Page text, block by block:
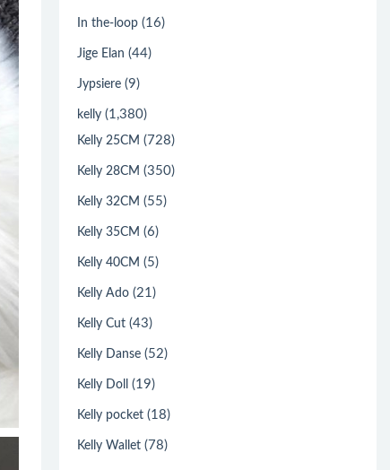
In the-loop (16)
Jige Elan (44)
Jypsiere (9)
kelly (1,380)
Kelly 25CM (728)
Kelly 28CM (350)
Kelly 32CM (55)
Kelly 35CM (6)
Kelly 40CM (5)
Kelly Ado (21)
Kelly Cut (43)
Kelly Danse (52)
Kelly Doll (19)
Kelly pocket (18)
Kelly Wallet (78)